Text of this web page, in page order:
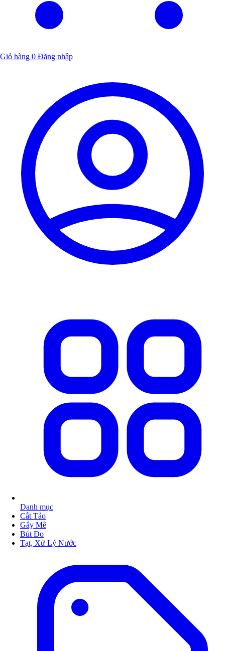
Giỏ hàng 0 Đăng nhập
Danh mục
Cắt Tảo
Gây Mê
Bút Đo
Tạt, Xử Lý Nước